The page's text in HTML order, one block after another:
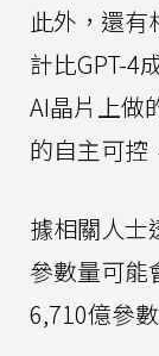
此外，還有
計比GPT-4
AI晶片上做
的自主可控
據相關人士
參數量可能
6,710億參